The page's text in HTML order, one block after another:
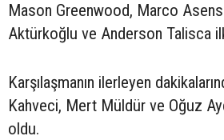
Mason Greenwood, Marco
Aktürkoğlu ve Anderson Talisca
Karşılaşmanın ilerleyen
Kahveci, Mert Müldür ve Oğuz
oldu.